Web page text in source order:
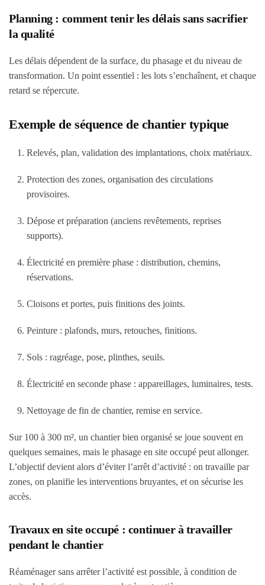
Planning : comment tenir les délais sans sacrifier
la qualité
Les délais dépendent de la surface, du phasage et du niveau de
transformation. Un point essentiel : les lots s’enchaînent, et chaque
retard se répercute.
Exemple de séquence de chantier typique
Relevés, plan, validation des implantations, choix matériaux.
Protection des zones, organisation des circulations
provisoires.
Dépose et préparation (anciens revêtements, reprises
supports).
Électricité en première phase : distribution, chemins,
réservations.
Cloisons et portes, puis finitions des joints.
Peinture : plafonds, murs, retouches, finitions.
Sols : ragréage, pose, plinthes, seuils.
Électricité en seconde phase : appareillages, luminaires, tests.
Nettoyage de fin de chantier, remise en service.
Sur 100 à 300 m², un chantier bien organisé se joue souvent en
quelques semaines, mais le phasage en site occupé peut allonger.
L’objectif devient alors d’éviter l’arrêt d’activité : on travaille par
zones, on planifie les interventions bruyantes, et on sécurise les
accès.
Travaux en site occupé : continuer à travailler
pendant le chantier
Réaménager sans arrêter l’activité est possible, à condition de